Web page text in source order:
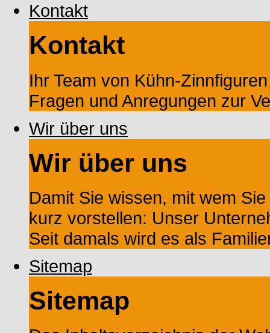
Kontakt
Kontakt
Ihr Team von Kühn-
Fragen und Anregungen zur
Wir über uns
Wir über uns
Damit Sie wissen, mit wem
kurz vorstellen: Unser
Seit damals wird es als
Sitemap
Sitemap